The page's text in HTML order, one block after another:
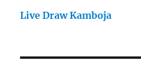
Live Draw Kamboja